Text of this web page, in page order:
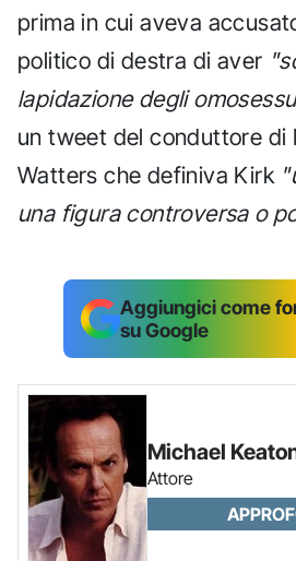
prima in cui aveva
politico di destra di aver
lapidazione degli
un tweet del conduttore di
Watters che definiva Kirk
una figura controversa o
Aggiungici come
su Google
Michael
Attore